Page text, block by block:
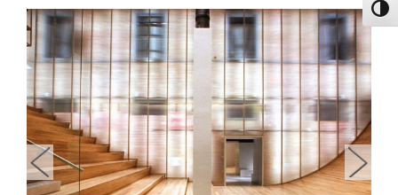
הפעל/כבה ניגודיות גבוהה